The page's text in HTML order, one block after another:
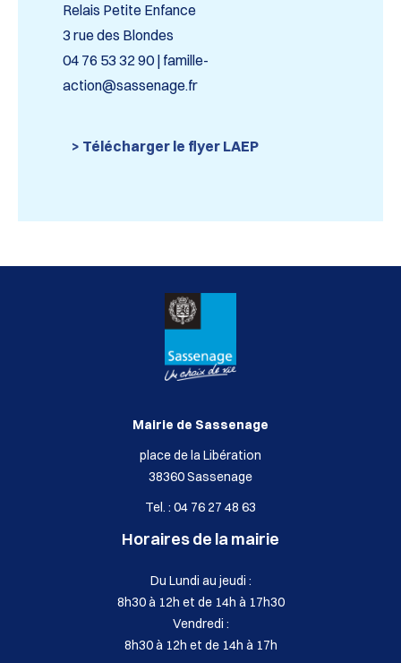
Relais Petite Enfance
3 rue des Blondes
04 76 53 32 90 | famille-
action@sassenage.fr
> Télécharger le flyer LAEP
Mairie de Sassenage
place de la Libération
38360 Sassenage
Tel. : 04 76 27 48 63
Horaires de la mairie
Du Lundi au jeudi :
8h30 à 12h et de 14h à 17h30
Vendredi :
8h30 à 12h et de 14h à 17h